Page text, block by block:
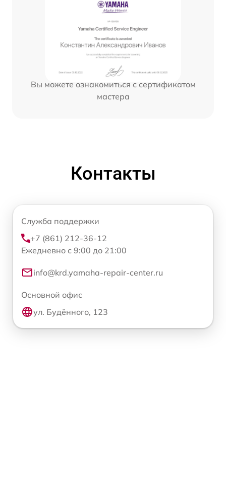
Вы можете ознакомиться с сертификатом
мастера
Контакты
Служба поддержки
+7 (861) 212-36-12
Ежедневно с 9:00 до 21:00
info@krd.yamaha-repair-center.ru
Основной офис
ул. Будённого, 123